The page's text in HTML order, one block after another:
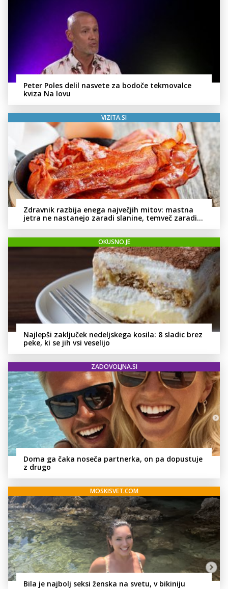
Peter Poles delil nasvete za bodoče tekmovalce
kviza Na lovu
VIZITA.SI
Zdravnik razbija enega največjih mitov: mastna
jetra ne nastanejo zaradi slanine, temveč zaradi
OKUSNO.JE
Najlepši zaključek nedeljskega kosila: 8 sladic brez
peke, ki se jih vsi veselijo
ZADOVOLJNA.SI
Doma ga čaka noseča partnerka, on pa dopustuje
z drugo
MOSKISVET.COM
Bila je najbolj seksi ženska na svetu, v bikiniju